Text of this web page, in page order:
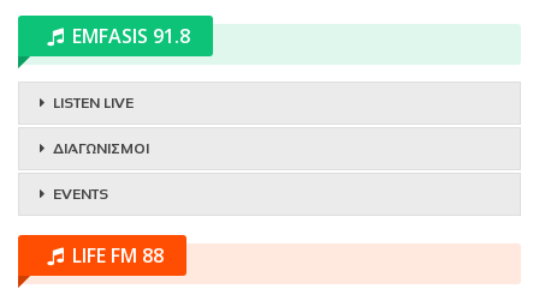
EMFASIS 91.8
LISTEN LIVE
ΔΙΑΓΩΝΙΣΜΟΙ
EVENTS
LIFE FM 88